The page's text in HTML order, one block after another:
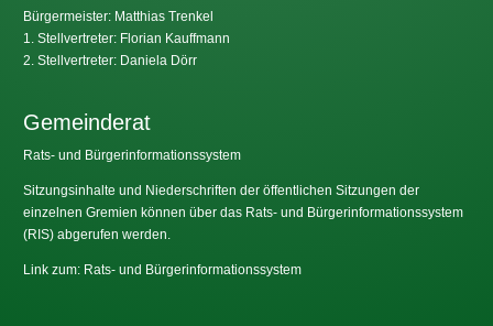
Bürgermeister: Matthias Trenkel
1. Stellvertreter: Florian Kauffmann
2. Stellvertreter: Daniela Dörr
Gemeinderat
Rats- und Bürgerinformationssystem
Sitzungsinhalte und Niederschriften der öffentlichen Sitzungen der
einzelnen Gremien können über das Rats- und Bürgerinformationssystem
(RIS) abgerufen werden.
Link zum: Rats- und Bürgerinformationssystem